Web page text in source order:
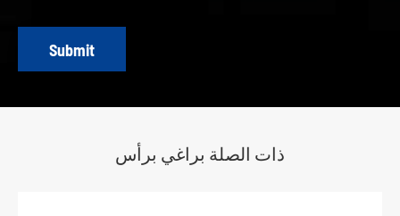
Submit
ذات الصلة براغي برأس